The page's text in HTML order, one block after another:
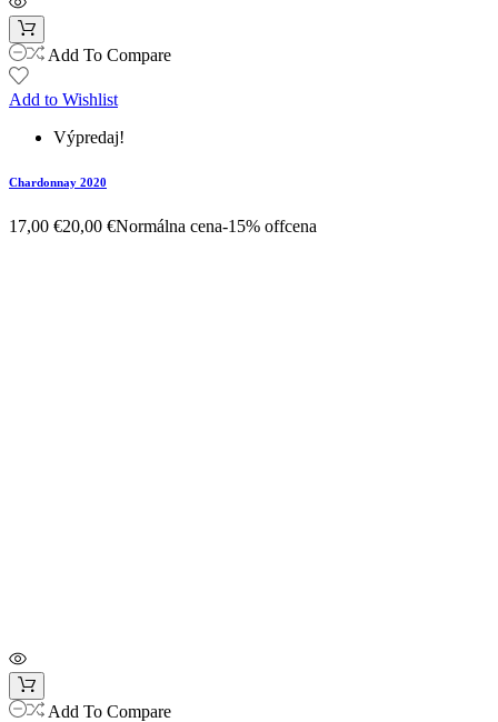
Add To Compare
Add to Wishlist
Výpredaj!
Chardonnay 2020
17,00 €20,00 €Normálna cena-15% offcena
Add To Compare